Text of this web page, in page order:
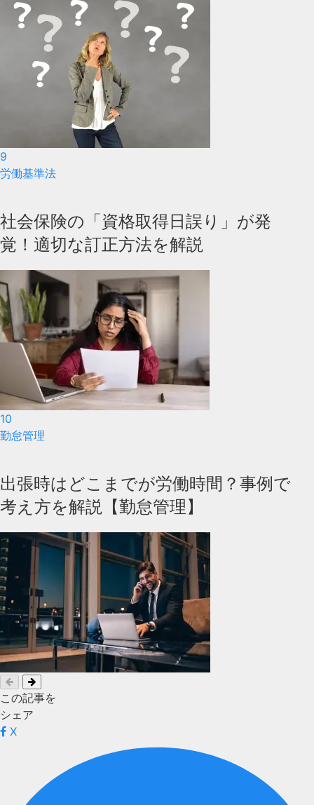
9
労働基準法
社会保険の「資格取得日誤り」が発
覚！適切な訂正方法を解説
10
勤怠管理
出張時はどこまでが労働時間？事例で
考え方を解説【勤怠管理】
この記事を
シェア
X